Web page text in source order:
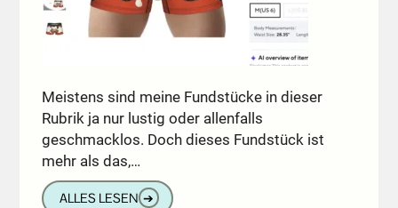
Meistens sind meine Fundstücke in dieser
Rubrik ja nur lustig oder allenfalls
geschmacklos. Doch dieses Fundstück ist
mehr als das,…
ALLES LESEN ➔